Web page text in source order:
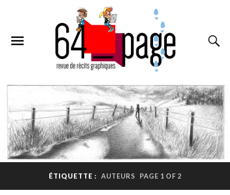
ÉTIQUETTE : AUTEURS PAGE 1 OF 2